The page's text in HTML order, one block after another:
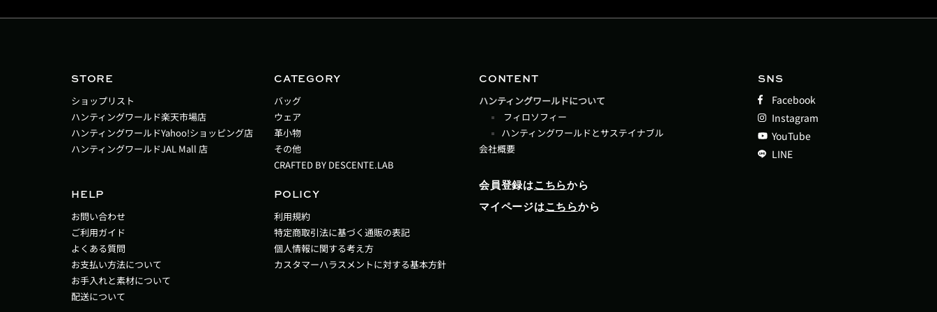
STORE
ショップリスト
ハンティングワールド楽天市場店
ハンティングワールドYahoo!ショッピング店
ハンティングワールドJAL Mall 店
CATEGORY
バッグ
ウェア
革小物
その他
CRAFTED BY DESCENTE.LAB
HELP
お問い合わせ
ご利用ガイド
よくある質問
お支払い方法について
お手入れと素材について
配送について
POLICY
利用規約
特定商取引法に基づく通販の表記
個人情報に関する考え方
カスタマーハラスメントに対する基本方針
CONTENT
ハンティングワールドについて
フィロソフィー
ハンティングワールドとサステイナブル
会社概要
会員登録はこちらから
マイページはこちらから
SNS
Facebook
Instagram
YouTube
LINE